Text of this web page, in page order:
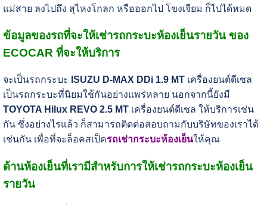
แม่สาย ลงไปถึง สุไหงโกลก หรือออกไป โขงเจียม ก็ไปได้หมด
ข้อมูลของรถที่จะให้เช่ารถกระบะห้องเย็นรายวัน ของ
ECOCAR ที่จะให้บริการ
จะเป็นรถกระบะ ISUZU D-MAX DDi 1.9 MTเครื่องยนต์ดีเซล
เป็นรถกระบะที่นิยมใช้กันอย่างแพร่หลาย นอกจากนี้ยังมี
TOYOTA Hilux REVO 2.5 MTเครื่องยนต์ดีเซล ให้บริการเช่น
กัน ซึ่งอย่างไรแล้ว ก็สามารถติดต่อสอบถามกับบริษัทของเราได้
เช่นกัน เพื่อที่จะล็อคสเป็ครถเช่ากระบะห้องเย็นให้คุณ
ด้านห้องเย็นที่เรามีสำหรับการให้เช่ารถกระบะห้องเย็น
รายวัน